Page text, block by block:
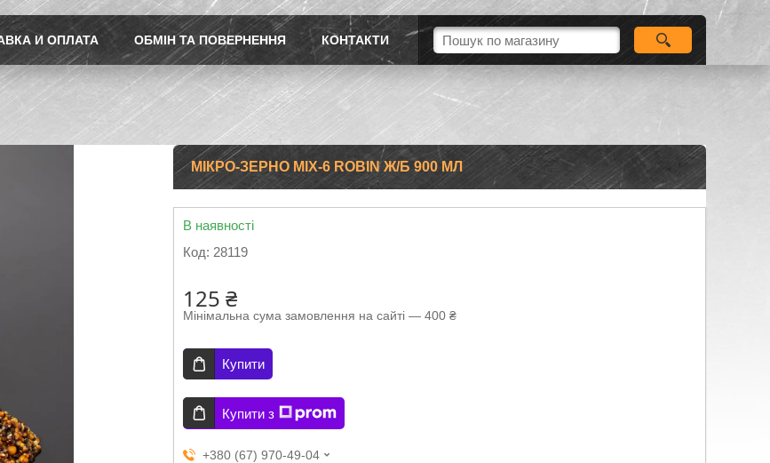
И ОПЛАТА ОБМІН ТА ПОВЕРНЕННЯ КОНТАКТИ
МІКРО-ЗЕРНО MIX-6 ROBIN Ж/Б 900 МЛ
В наявності
Код: 28119
125 ₴
Мінімальна сума замовлення на сайті — 400 ₴
Купити
Купити з
+380 (67) 970-49-04